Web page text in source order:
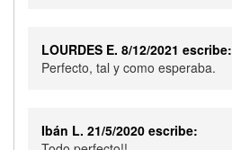
LOURDES E. 8/12/2021 escribe:
Perfecto, tal y como esperaba.
Ibán L. 21/5/2020 escribe: